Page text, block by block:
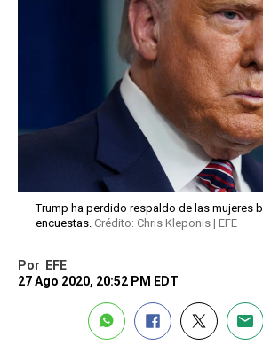
Trump ha perdido respaldo de las mujeres
encuestas. Crédito: Chris Kleponis | EFE
Por
EFE
27 Ago 2020, 20:52 PM EDT